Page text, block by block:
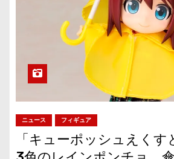
ニュース フィギュア
「キューポッシュえくす